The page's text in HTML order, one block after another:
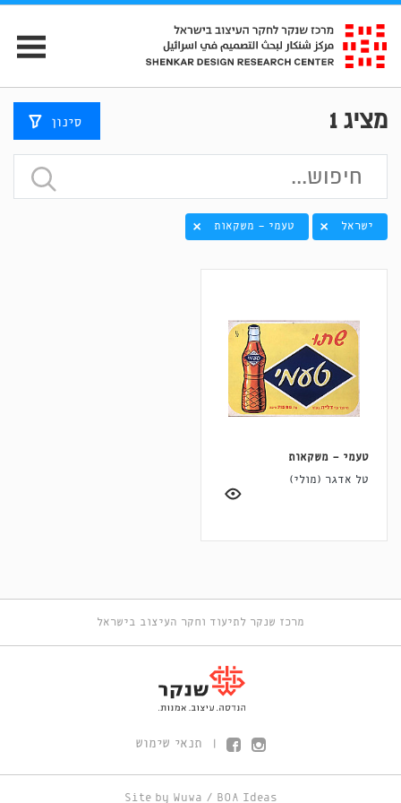
מציג1 סינון
ישראל טעמי - משקאות
טעמי - משקאות
טל אדגר (מולי)
מרכז שנקר לתיעוד וחקר העיצוב בישראל
תנאי שימוש
Site by Wuwa / BOA Ideas